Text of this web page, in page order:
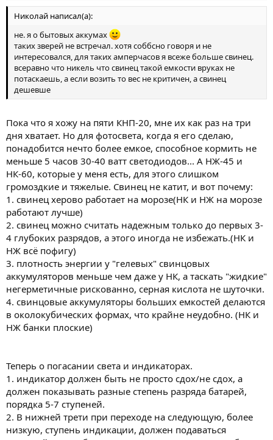
Николай написал(а):
не. я о бытовых аккумах
таких зверей не встречал. хотя соббсно говоря и не
интересовался, для таких амперчасов я всеже больше свинец.
всеравно что никель что свинец такой емкости вруках не
потаскаешь, а если возить то вес не критичен, а свинец
дешевше
Пока что я хожу на пяти КНП-20, мне их как раз на три
дня хватает. Но для фотосвета, когда я его сделаю,
понадобится нечто более емкое, способное кормить не
меньше 5 часов 30-40 ватт светодиодов... А НЖ-45 и
НК-60, которые у меня есть, для этого слишком
громоздкие и тяжелые. Свинец не катит, и вот почему:
1. свинец херово работает на морозе(НК и НЖ на морозе
работают лучше)
2. свинец можно считать надежным только до первых 3-
4 глубоких разрядов, а этого иногда не избежать.(НК и
НЖ всё пофигу)
3. плотность энергии у "гелевых" свинцовых
аккумуляторов меньше чем даже у НК, а таскать "жидкие"
негерметичные рискованно, серная кислота не шуточки.
4. свинцовые аккумуляторы больших емкостей делаются
в околокубических формах, что крайне неудобно. (НК и
НЖ банки плоские)
Теперь о погасании света и индикаторах.
1. индикатор должен быть не просто сдох/не сдох, а
должен показывать разные степень разряда батарей,
порядка 5-7 ступеней.
2. В нижней трети при переходе на следующую, более
низкую, ступень индикации, должен подаваться